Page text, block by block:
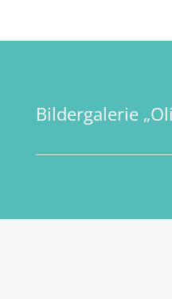
Bildergalerie